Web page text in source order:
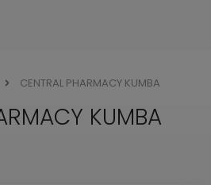
CENTRAL PHARMACY KUMBA
KUMBA